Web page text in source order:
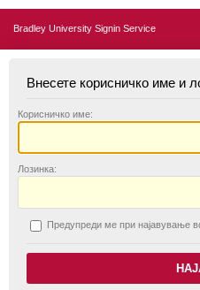
Bradley University Signin Service
Внесете корисничко име и
Корисничко име:
Лозинка:
Предупреди ме при најавување